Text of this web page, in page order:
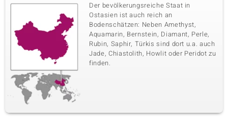
Der bevölkerungsreiche Staat in
Ostasien ist auch reich an
Bodenschätzen: Neben Amethyst,
Aquamarin, Bernstein, Diamant, Perle,
Rubin, Saphir, Türkis sind dort u.a. auch
Jade, Chiastolith, Howlit oder Peridot zu
finden.